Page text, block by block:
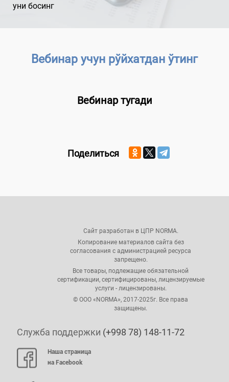
уни босинг
Вебинар учун рўйхатдан ўтинг
Вебинар тугади
Поделиться
Сайт разработан в ЦПР NORMA.
Копирование материалов сайта без
согласования с администрацией ресурса
запрещено.
Все товары, подлежащие обязательной
сертификации, сертифицированы, лицензируемые
услуги - лицензированы.
© ООО «NORMA», 2017-2025г. Все права
защищены.
Служба поддержки (+998 78) 148-11-72
Наша страница
на Facebook